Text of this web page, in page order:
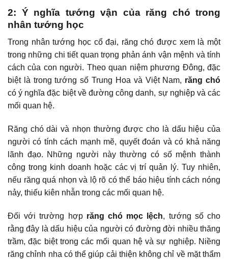
2: Ý nghĩa tướng vận của răng chó trong
nhân tướng học
Trong nhân tướng học cổ đại, răng chó được xem là một
trong những chi tiết quan trọng phản ánh vận mệnh và tính
cách của con người. Theo quan niệm phương Đông, đặc
biệt là trong tướng số Trung Hoa và Việt Nam, răng chó
có ý nghĩa đặc biệt về đường công danh, sự nghiệp và các
mối quan hệ.
Răng chó dài và nhọn thường được cho là dấu hiệu của
người có tính cách mạnh mẽ, quyết đoán và có khả năng
lãnh đạo. Những người này thường có số mệnh thành
công trong kinh doanh hoặc các vị trí quản lý. Tuy nhiên,
nếu răng quá nhọn và lộ rõ có thể báo hiệu tính cách nóng
nảy, thiếu kiên nhẫn trong các mối quan hệ.
Đối với trường hợp răng chó mọc lệch, tướng số cho
rằng đây là dấu hiệu của người có đường đời nhiều thăng
trầm, đặc biệt trong các mối quan hệ và sự nghiệp. Niềng
răng chỉnh nha có thể giúp cải thiện không chỉ về mặt thẩm